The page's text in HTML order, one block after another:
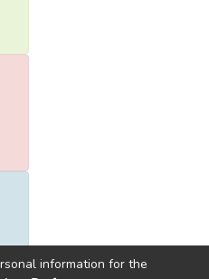
information for the